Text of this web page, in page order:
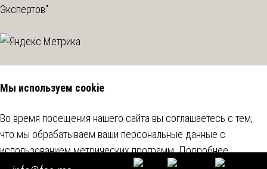
Экспертов"
Мы используем cookie
Во время посещения нашего сайта вы соглашаетесь с тем,
что мы обрабатываем ваши персональные данные с
использованием метрических программ.Подробнее